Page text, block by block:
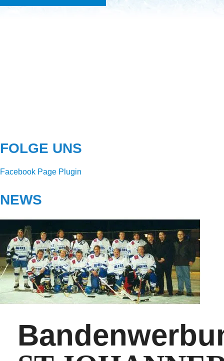
FOLGE UNS
Facebook Page Plugin
NEWS